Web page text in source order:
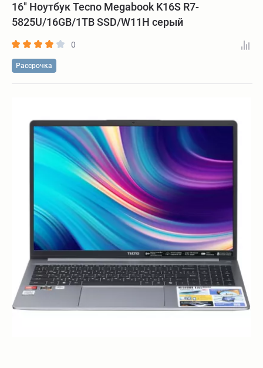
16" Ноутбук Tecno Megabook K16S R7-
5825U/16GB/1TB SSD/W11H серый
0
Рассрочка